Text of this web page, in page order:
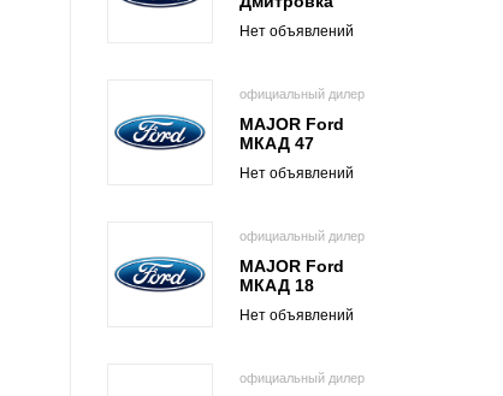
Нет объявлений
официальный дилер
MAJOR Ford
МКАД 47
Нет объявлений
официальный дилер
MAJOR Ford
МКАД 18
Нет объявлений
официальный дилер